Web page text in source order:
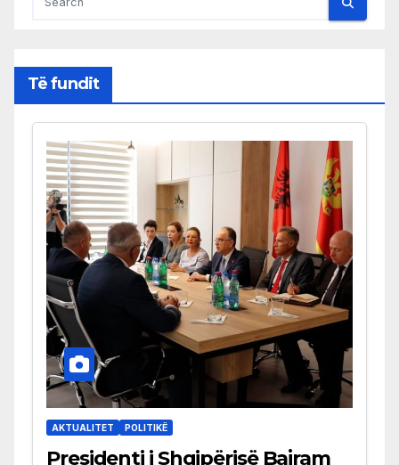
Të fundit
AKTUALITET POLITIKË
Presidenti i Shqipërisë Bajram